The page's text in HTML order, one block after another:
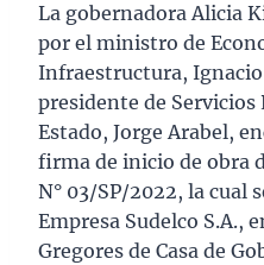
La gobernadora Alicia
por el ministro de
Infraestructura,
presidente de Servicios
Estado, Jorge Arabel,
firma de inicio de obra
N° 03/SP/2022, la cual
Empresa Sudelco S.A.,
Gregores de Casa de